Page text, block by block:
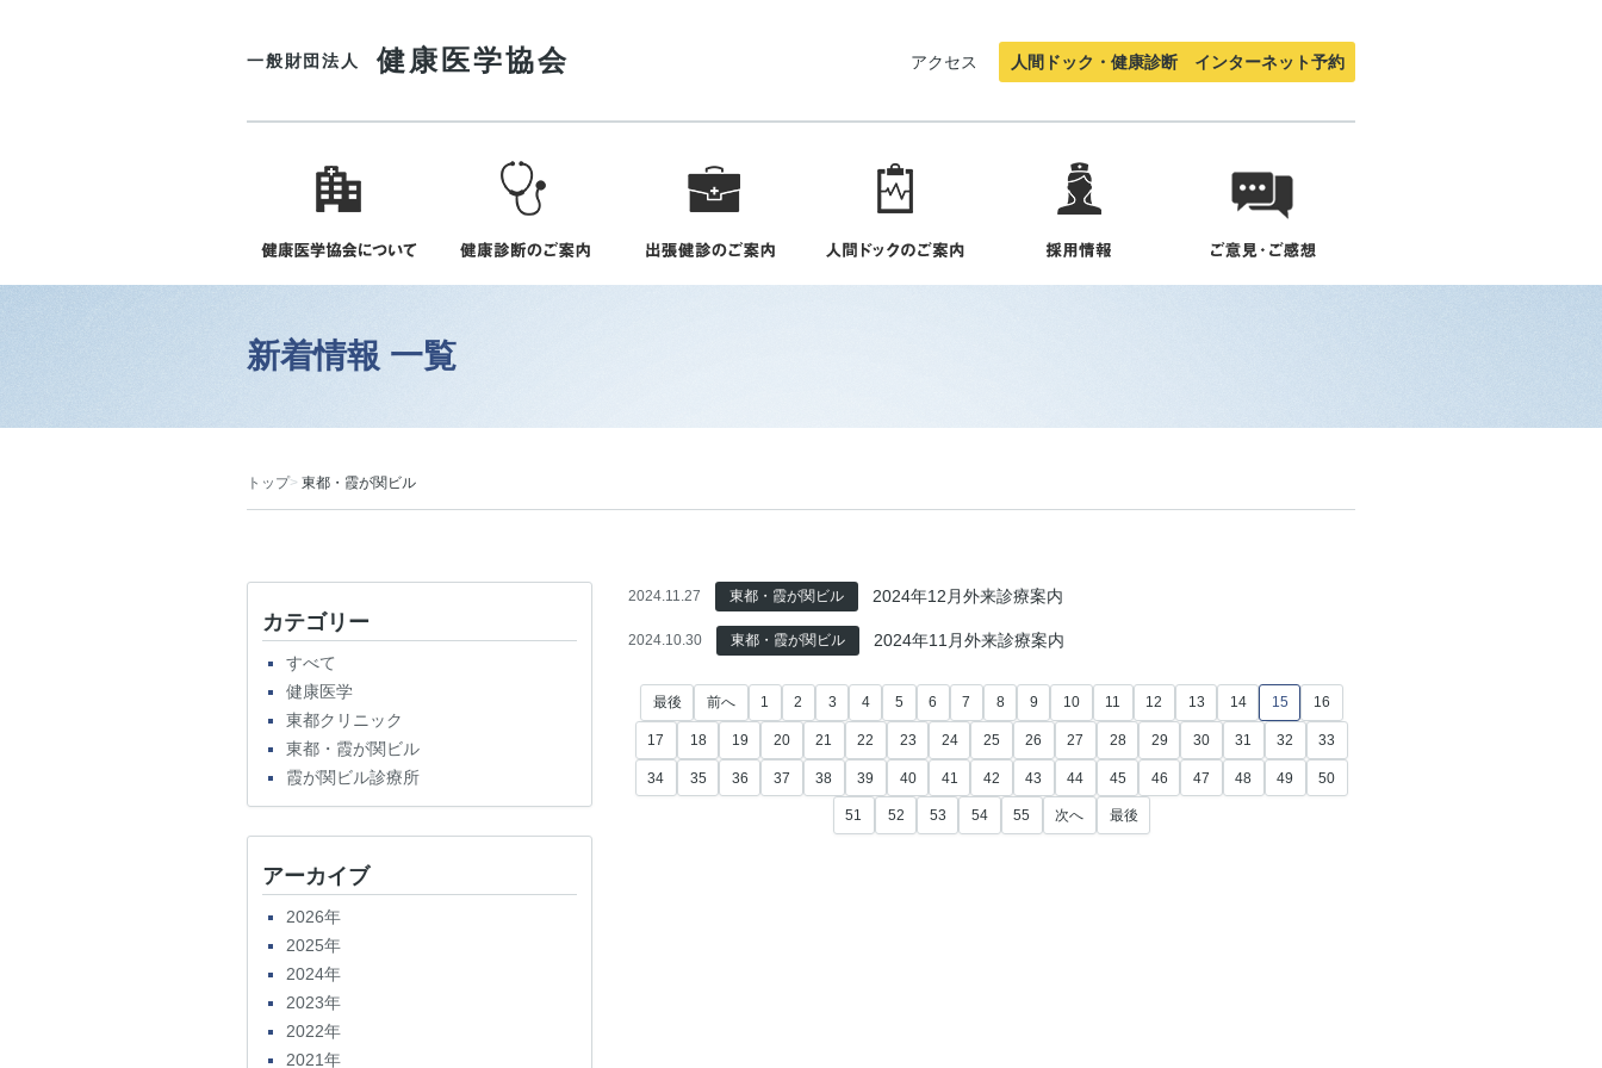
一般財団法人 健康医学協会 アクセス 人間ドック・健康診断 インターネット予約
新着情報 一覧
トップ 東都・霞が関ビル
カテゴリー
すべて
健康医学
東都クリニック
東都・霞が関ビル
霞が関ビル診療所
アーカイブ
2026年
2025年
2024年
2023年
2022年
2021年
2024.11.27 東都・霞が関ビル 2024年12月外来診療案内
2024.10.30 東都・霞が関ビル 2024年11月外来診療案内
最後 前へ 1 2 3 4 5 6 7 8 9 10 11 12 13 14 15 16
17 18 19 20 21 22 23 24 25 26 27 28 29 30 31 32 33
34 35 36 37 38 39 40 41 42 43 44 45 46 47 48 49 50
51 52 53 54 55 次へ 最後